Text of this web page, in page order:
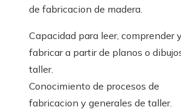
de fabricacion de madera.
Capacidad para leer, comprender y
fabricar a partir de planos o
taller.
Conocimiento de procesos de
fabricacion y generales de taller.